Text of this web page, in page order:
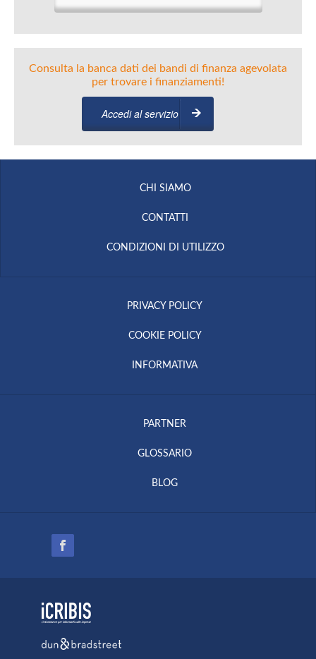
Consulta la banca dati dei bandi di finanza agevolata
per trovare i finanziamenti!
Accedi al servizio
CHI SIAMO
CONTATTI
CONDIZIONI DI UTILIZZO
PRIVACY POLICY
COOKIE POLICY
INFORMATIVA
PARTNER
GLOSSARIO
BLOG